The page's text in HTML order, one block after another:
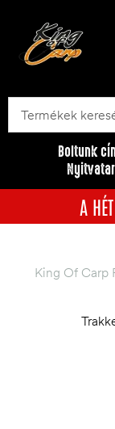
Boltunk
A
King Of Carp